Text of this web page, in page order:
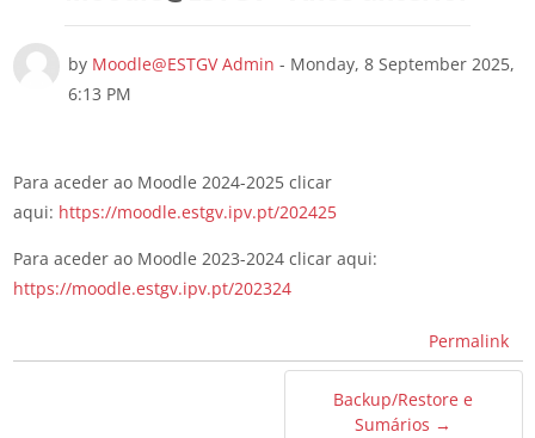
Para aceder ao Moodle 2024-2025 clicar
aqui: https://moodle.estgv.ipv.pt/202425
Para aceder ao Moodle 2023-2024 clicar aqui:
https://moodle.estgv.ipv.pt/202324
Permalink
by Moodle@ESTGV Admin - Monday, 8 September 2025,
6:13 PM
Number of replies: 0
Backup/Restore e
Sumários →